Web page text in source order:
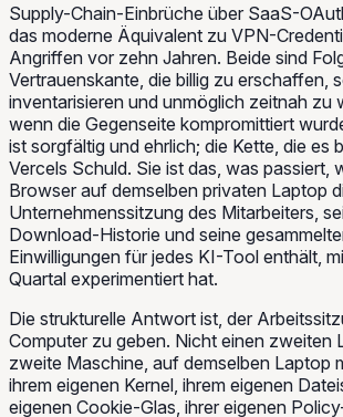
Supply-Chain-Einbrüche über SaaS-
das moderne Äquivalent zu VPN-
Angriffen vor zehn Jahren. Beide sind
Vertrauenskante, die billig zu erschaffen,
inventarisieren und unmöglich zeitnah zu
wenn die Gegenseite kompromittiert
ist sorgfältig und ehrlich; die Kette, die es
Vercels Schuld. Sie ist das, was passiert,
Browser auf demselben privaten Laptop
Unternehmenssitzung des Mitarbeiters,
Download-Historie und seine
Einwilligungen für jedes KI-Tool enthält,
Quartal experimentiert hat.
Die strukturelle Antwort ist, der
Computer zu geben. Nicht einen zweiten
zweite Maschine , auf demselben Laptop
ihrem eigenen Kernel, ihrem eigenen
eigenen Cookie-Glas, ihrer eigenen